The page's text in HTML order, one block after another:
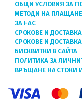
ОБЩИ УСЛОВИЯ ЗА
МЕТОДИ НА ПЛАЩАНЕ
ЗА НАС
СРОКОВЕ И
СРОКОВЕ И
БИСКВИТКИ В САЙТА
ПОЛИТИКА ЗА
ВРЪЩАНЕ НА СТОКИ